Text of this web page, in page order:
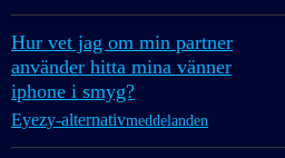
Hur vet jag om min partner
använder hitta mina vänner
iphone i smyg?
Eyezy-alternativmeddelanden